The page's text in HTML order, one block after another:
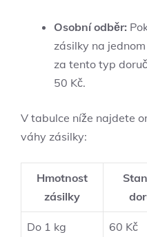
Osobní odběr:
zásilky na
za tento typ
50 Kč.
V ​tabulce níže najdete
váhy zásilky:
Hmotnost
zásilky
Do 1 kg 60 Kč